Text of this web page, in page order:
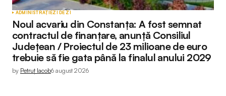
ADMINISTRAȚIEZI DE ZI
Noul acvariu din Constanța: A fost semnat
contractul de finanțare, anunță Consiliul
Județean / Proiectul de 23 milioane de euro
trebuie să fie gata până la finalul anului 2029
by Petruț Iacob6 august 2026